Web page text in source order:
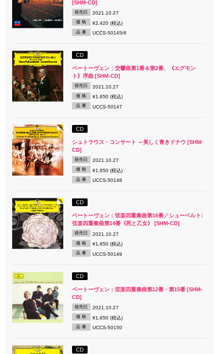
[SHM-CD]
発売日 2021.10.27
価 格 ¥2,420 (税込)
品 番 UCCS-50145/6
CD
ベートーヴェン：交響曲第1番＆第2番、《エグモン
ト》序曲 [SHM-CD]
発売日 2021.10.27
価 格 ¥1,650 (税込)
品 番 UCCS-50147
CD
シュトラウス・コンサート ～美しく青きドナウ [SHM-
CD]
発売日 2021.10.27
価 格 ¥1,650 (税込)
品 番 UCCS-50148
CD
ベートーヴェン：弦楽四重奏曲第16番／シューベルト:
弦楽四重奏曲第14番《死と乙女》 [SHM-CD]
発売日 2021.10.27
価 格 ¥1,650 (税込)
品 番 UCCS-50149
CD
ベートーヴェン：弦楽四重奏曲第12番・第15番 [SHM-
CD]
発売日 2021.10.27
価 格 ¥1,650 (税込)
品 番 UCCS-50150
CD